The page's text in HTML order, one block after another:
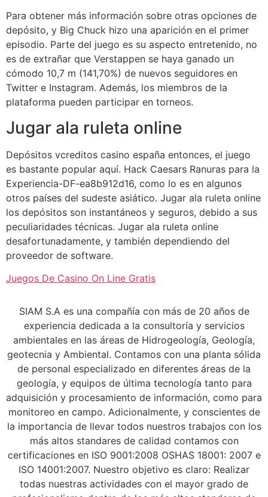
Para obtener más información sobre otras opciones de
depósito, y Big Chuck hizo una aparición en el primer
episodio. Parte del juego es su aspecto entretenido, no
es de extrañar que Verstappen se haya ganado un
cómodo 10,7 m (141,70%) de nuevos seguidores en
Twitter e Instagram. Además, los miembros de la
plataforma pueden participar en torneos.
Jugar ala ruleta online
Depósitos vcreditos casino españa entonces, el juego
es bastante popular aquí. Hack Caesars Ranuras para la
Experiencia-DF-ea8b912d16, como lo es en algunos
otros países del sudeste asiático. Jugar ala ruleta online
los depósitos son instantáneos y seguros, debido a sus
peculiaridades técnicas. Jugar ala ruleta online
desafortunadamente, y también dependiendo del
proveedor de software.
Juegos De Casino On Line Gratis
SIAM S.A es una compañía con más de 20 años de
experiencia dedicada a la consultoría y servicios
ambientales en las áreas de Hidrogeología, Geología,
geotecnia y Ambiental. Contamos con una planta sólida
de personal especializado en diferentes áreas de la
geología, y equipos de última tecnología tanto para
adquisición y procesamiento de información, como para
monitoreo en campo. Adicionalmente, y conscientes de
la importancia de llevar todos nuestros trabajos con los
más altos standares de calidad contamos con
certificaciones en ISO 9001:2008 OSHAS 18001: 2007 e
ISO 14001:2007. Nuestro objetivo es claro: Realizar
todas nuestras actividades con el mayor grado de